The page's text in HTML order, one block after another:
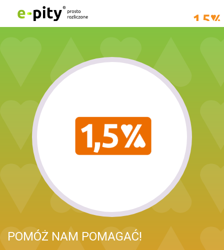
POMÓŻ NAM POMAGAĆ!